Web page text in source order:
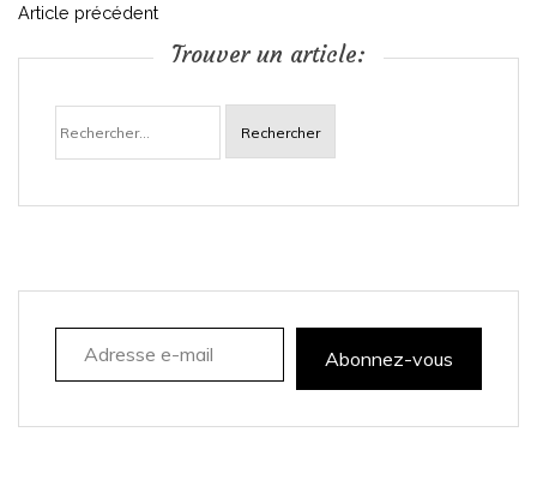
N
i
a
Article précédent
Trouver un article:
Rechercher :
Adresse e-mail
Abonnez-vous